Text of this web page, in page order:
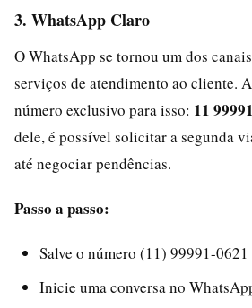
3. WhatsApp Claro
O WhatsApp se tornou um dos
serviços de atendimento ao cliente.
número exclusivo para isso: 11
dele, é possível solicitar a segunda
até negociar pendências.
Passo a passo:
Salve o número (11) 99991-0621
Inicie uma conversa no